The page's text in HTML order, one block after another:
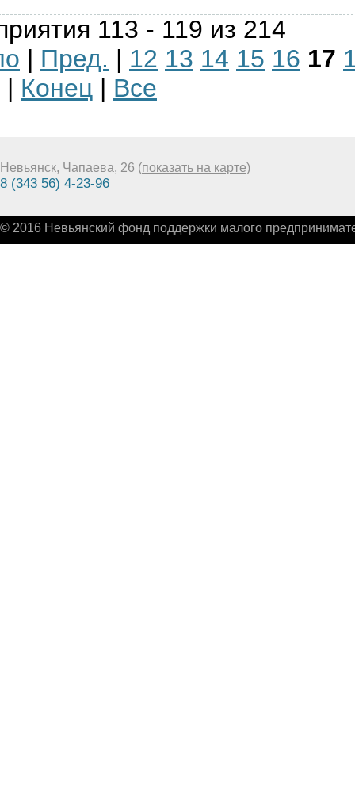
113 - 119 из 214
| Пред. | 12 13 14 15 16 17
| Конец | Все
Невьянск, Чапаева, 26 (показать на карте)
8 (343 56) 4-23-96
© 2016 Невьянский фонд поддержки малого